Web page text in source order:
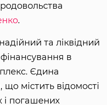
.
та ліквідний
в
Єдина
містить відомості
і погашених